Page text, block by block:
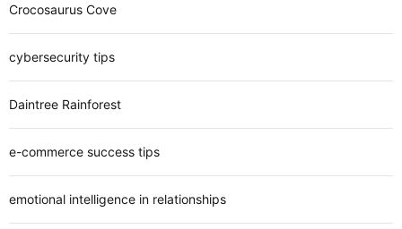
Crocosaurus Cove
cybersecurity tips
Daintree Rainforest
e-commerce success tips
emotional intelligence in relationships